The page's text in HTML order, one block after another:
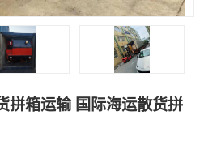
拼箱运输 国际海运散货拼